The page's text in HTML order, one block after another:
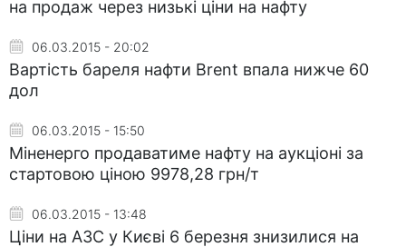
на продаж через низькі ціни на нафту
06.03.2015 - 20:02
Вартість бареля нафти Brent впала нижче 60
дол
06.03.2015 - 15:50
Міненерго продаватиме нафту на аукціоні за
стартовою ціною 9978,28 грн/т
06.03.2015 - 13:48
Ціни на АЗС у Києві 6 березня знизилися на